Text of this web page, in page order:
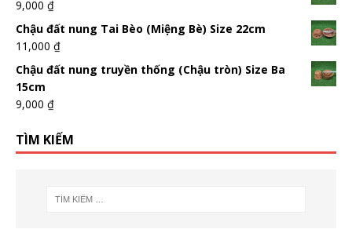
9,000 ₫
Chậu đất nung Tai Bèo (Miệng Bè) Size 22cm
11,000 ₫
Chậu đất nung truyền thống (Chậu tròn) Size Ba
15cm
9,000 ₫
TÌM KIẾM